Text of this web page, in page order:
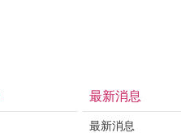
最新消息
最新消息